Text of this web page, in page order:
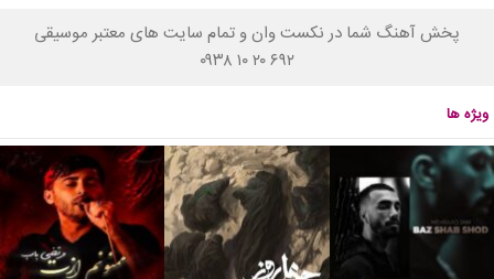
پخش آهنگ شما در نکست وان و تمام سایت های معتبر موسیقی
۰۹۳۸ ۱۰ ۲۰ ۶۹۲
ویژه ها